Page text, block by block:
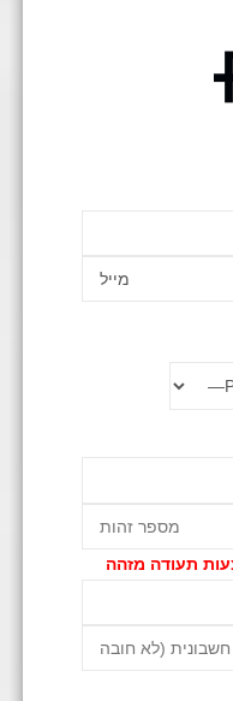
תעודה מזהה